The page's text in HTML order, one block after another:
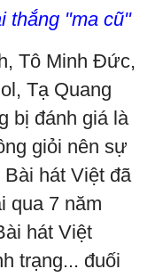
thắng "ma cũ"
Tô Minh Đức,
Tạ Quang
đánh giá là
giỏi nên sự
hát Việt đã
qua 7 năm
hát Việt
trạng... đuối